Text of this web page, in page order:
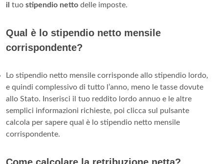
il tuo stipendio netto delle imposte.
Qual è lo stipendio netto mensile
corrispondente?
Lo stipendio netto mensile corrisponde allo stipendio lordo,
e quindi complessivo di tutto l’anno, meno le tasse dovute
allo Stato. Inserisci il tuo reddito lordo annuo e le altre
semplici informazioni richieste, poi clicca sul pulsante
calcola per sapere qual è lo stipendio netto mensile
corrispondente.